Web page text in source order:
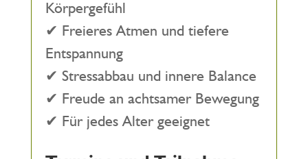
Körpergefühl
✔ Freieres Atmen und tiefere
Entspannung
✔ Stressabbau und innere Balance
✔ Freude an achtsamer Bewegung
✔ Für jedes Alter geeignet